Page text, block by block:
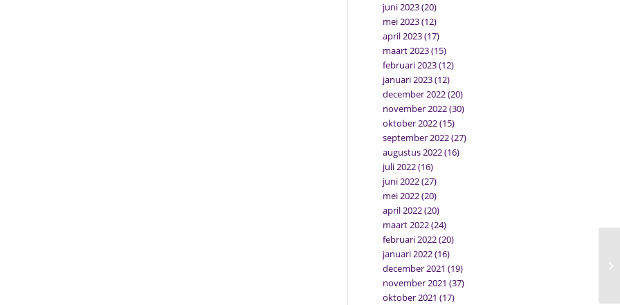
juni 2023(20)
mei 2023(12)
april 2023(17)
maart 2023(15)
februari 2023(12)
januari 2023(12)
december 2022(20)
november 2022(30)
oktober 2022(15)
september 2022(27)
augustus 2022(16)
juli 2022(16)
juni 2022(27)
mei 2022(20)
april 2022(20)
maart 2022(24)
februari 2022(20)
januari 2022(16)
december 2021 (19)
november 2021 (37)
oktober 2021 (17)